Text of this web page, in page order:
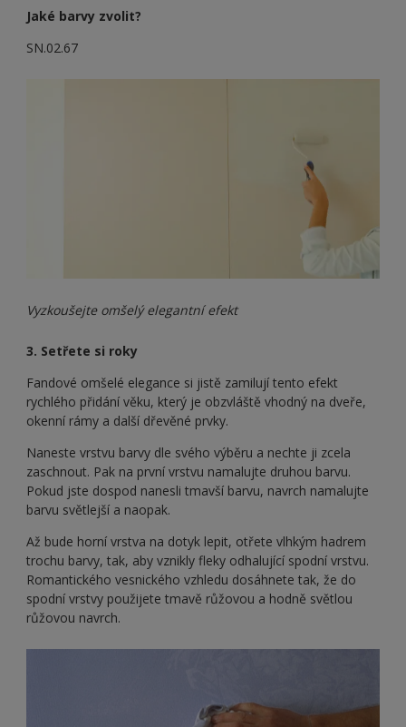
Jaké barvy zvolit?
SN.02.67
Vyzkoušejte omšelý elegantní efekt
3. Setřete si roky
Fandové omšelé elegance si jistě zamilují tento efekt
rychlého přidání věku, který je obzvláště vhodný na dveře,
okenní rámy a další dřevěné prvky.
Naneste vrstvu barvy dle svého výběru a nechte ji zcela
zaschnout. Pak na první vrstvu namalujte druhou barvu.
Pokud jste dospod nanesli tmavší barvu, navrch namalujte
barvu světlejší a naopak.
Až bude horní vrstva na dotyk lepit, otřete vlhkým hadrem
trochu barvy, tak, aby vznikly fleky odhalující spodní vrstvu.
Romantického vesnického vzhledu dosáhnete tak, že do
spodní vrstvy použijete tmavě růžovou a hodně světlou
růžovou navrch.